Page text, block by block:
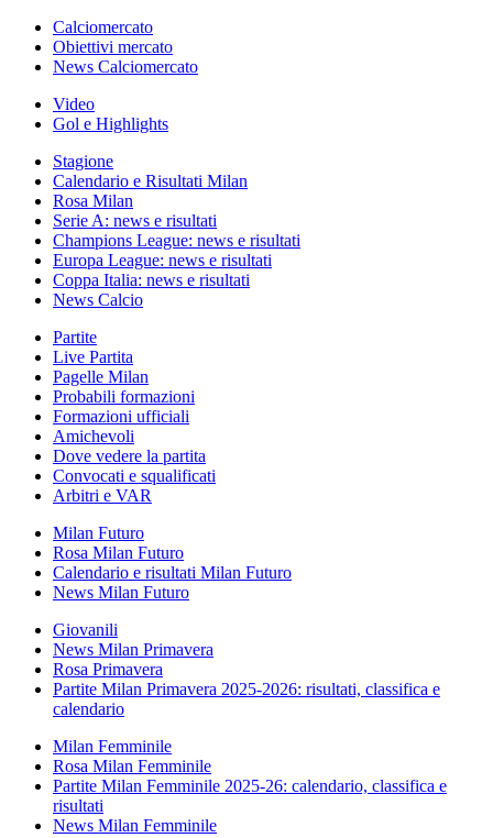
Calciomercato
Obiettivi mercato
News Calciomercato
Video
Gol e Highlights
Stagione
Calendario e Risultati Milan
Rosa Milan
Serie A: news e risultati
Champions League: news e risultati
Europa League: news e risultati
Coppa Italia: news e risultati
News Calcio
Partite
Live Partita
Pagelle Milan
Probabili formazioni
Formazioni ufficiali
Amichevoli
Dove vedere la partita
Convocati e squalificati
Arbitri e VAR
Milan Futuro
Rosa Milan Futuro
Calendario e risultati Milan Futuro
News Milan Futuro
Giovanili
News Milan Primavera
Rosa Primavera
Partite Milan Primavera 2025-2026: risultati, classifica e
calendario
Milan Femminile
Rosa Milan Femminile
Partite Milan Femminile 2025-26: calendario, classifica e
risultati
News Milan Femminile